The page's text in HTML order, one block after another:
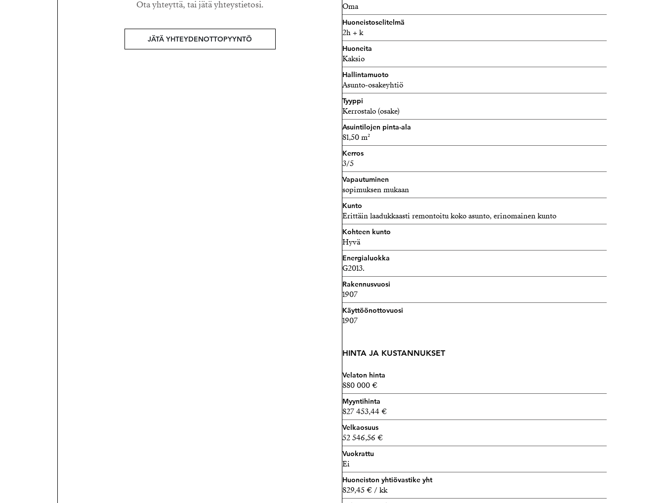
Ota yhteyttä, tai jätä yhteystietosi.
JÄTÄ YHTEYDENOTTOPYYNTÖ
rappukäytävän maalaus on vielä edessä (putket 2014, julkisivu ja
ikkunat 2019).
Oma
Huoneistoselitelmä
2h + k
Huoneita
Kaksio
Hallintamuoto
Asunto-osakeyhtiö
Tyyppi
Kerrostalo (osake)
Asuintilojen pinta-ala
81,50 m²
Kerros
3/5
Vapautuminen
sopimuksen mukaan
Kunto
Erittäin laadukkaasti remontoitu koko asunto, erinomainen kunto
Kohteen kunto
Hyvä
Energialuokka
G2013.
Rakennusvuosi
1907
Käyttöönottovuosi
1907
HINTA JA KUSTANNUKSET
Velaton hinta
880 000 €
Myyntihinta
827 453,44 €
Velkaosuus
52 546,56 €
Vuokrattu
Ei
Huoneiston yhtiövastike yht
829,45 € / kk